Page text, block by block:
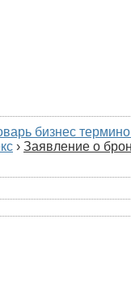
бизнес
› Заявление о